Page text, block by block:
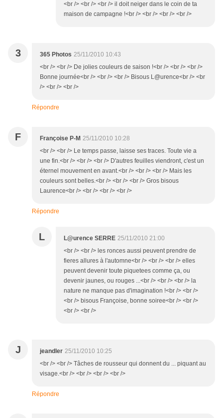
<br /> <br /> <br /> il doit neiger dans le coin de ta
maison de campagne !<br /> <br /> <br /> <br />
3 365 Photos 25/11/2010 10:43
<br /> <br /> De jolies couleurs de saison !<br /> <br /> <br />
Bonne journée<br /> <br /> <br /> Bisous L@urence<br /> <br
/> <br /> <br />
Répondre
F Françoise P-M 25/11/2010 10:28
<br /> <br /> Le temps passe, laisse ses traces. Toute vie a
une fin.<br /> <br /> <br /> D'autres feuilles viendront, c'est un
éternel mouvement en avant.<br /> <br /> <br /> Mais les
couleurs sont belles.<br /> <br /> <br /> Gros bisous
Laurence<br /> <br /> <br /> <br />
Répondre
L L@urence SERRE 25/11/2010 21:00
<br /> <br /> les ronces aussi peuvent prendre de
fieres allures à l'automne<br /> <br /> <br /> elles
peuvent devenir toute piquetees comme ça, ou
devenir jaunes, ou rouges ...<br /> <br /> <br /> la
nature ne manque pas d'imagination !<br /> <br />
<br /> bisous Françoise, bonne soiree<br /> <br />
<br /> <br />
J jeandler 25/11/2010 10:25
<br /> <br /> Tâches de rousseur qui donnent du ... piquant au
visage.<br /> <br /> <br /> <br />
Répondre